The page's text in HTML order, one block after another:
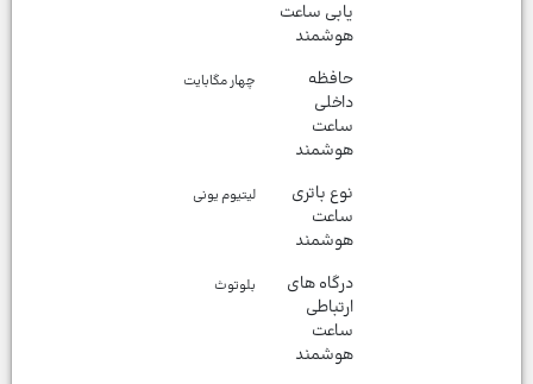
یابی ساعت
هوشمند
حافظه
داخلی
ساعت
هوشمند
چهار مگابایت
نوع باتری
ساعت
هوشمند
لیتیوم یونی
درگاه های
ارتباطی
ساعت
هوشمند
بلوتوث